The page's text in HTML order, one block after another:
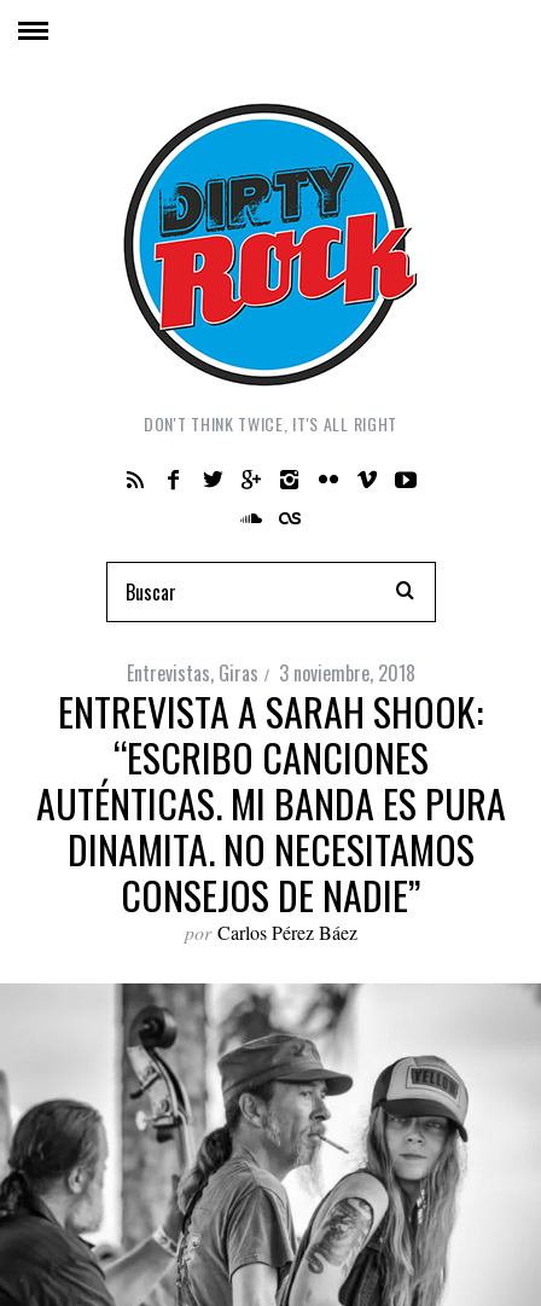
DON'T THINK TWICE, IT'S ALL RIGHT
Entrevistas, Giras 3 noviembre, 2018
ENTREVISTA A SARAH SHOOK:
“ESCRIBO CANCIONES
AUTÉNTICAS. MI BANDA ES PURA
DINAMITA. NO NECESITAMOS
CONSEJOS DE NADIE”
por Carlos Pérez Báez